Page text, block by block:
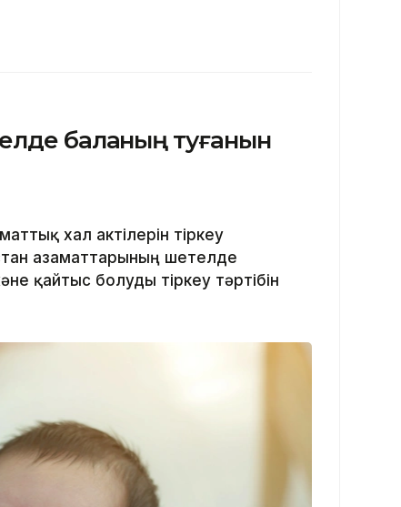
баланың туғанын
хал актілерін тіркеу
азаматтарының шетелде
қайтыс болуды тіркеу тәртібін